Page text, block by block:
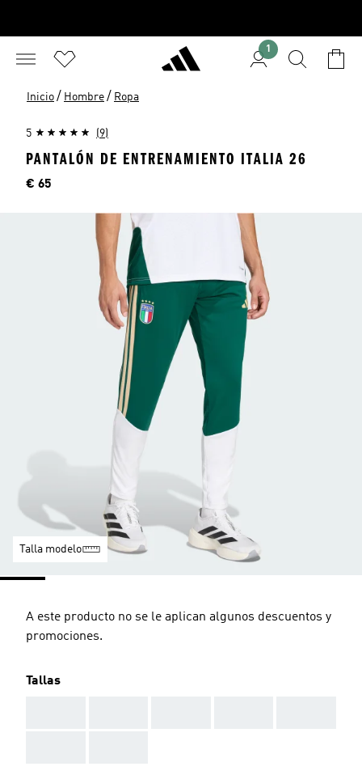
1
Inicio / Hombre / Ropa
5 (9)
PANTALÓN DE ENTRENAMIENTO ITALIA 26
Precio
€ 65
Talla modelo
A este producto no se le aplican algunos descuentos y
promociones.
Tallas